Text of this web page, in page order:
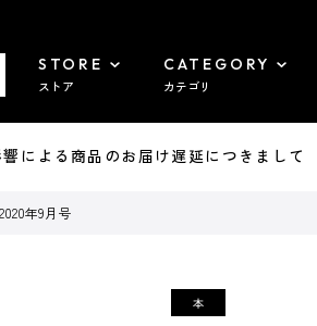
STORE
ストア
CATEGORY
カテゴリ
よる商品のお届け遅延につきまして
年9月号